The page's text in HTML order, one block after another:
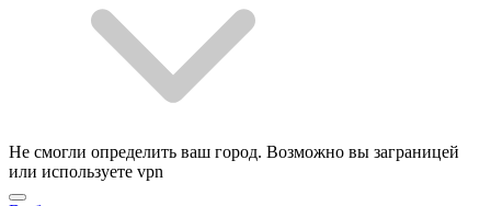
Не смогли определить ваш город. Возможно вы заграницей
или используете vpn